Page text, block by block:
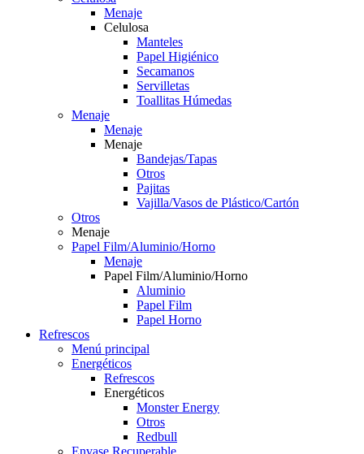
Menaje
Celulosa
Manteles
Papel Higiénico
Secamanos
Servilletas
Toallitas Húmedas
Menaje
Menaje
Menaje
Bandejas/Tapas
Otros
Pajitas
Vajilla/Vasos de Plástico/Cartón
Otros
Menaje
Papel Film/Aluminio/Horno
Menaje
Papel Film/Aluminio/Horno
Aluminio
Papel Film
Papel Horno
Refrescos
Menú principal
Energéticos
Refrescos
Energéticos
Monster Energy
Otros
Redbull
Envase Recuperable